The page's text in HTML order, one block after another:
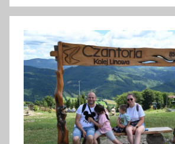
a
0
2
6